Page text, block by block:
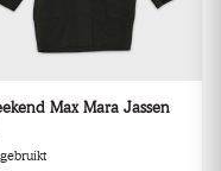
Max Mara Jassen
gebruikt